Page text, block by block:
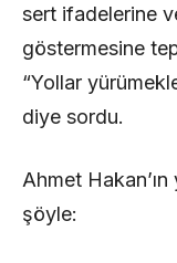
sert ifadelerine
göstermesine
“Yollar
diye sordu.
Ahmet Hakan’ın
şöyle: